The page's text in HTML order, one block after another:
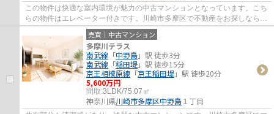
この物件は快適な室内環境が魅力の中古マンションとなっています。こち
らの物件はエレベーター付きです。川崎市多摩区で不動産をお探しなら、
地域に密着した当社にお任せ下さい。信頼...
売買｜中古マンション
多摩川テラス
南武線 「中野島」駅 徒歩3分
南武線 「稲田堤」駅 徒歩15分
京王相模原線 「京王稲田堤」駅 徒歩20分
5,600万円
間取:3LDK/75.07㎡
神奈川県川崎市多摩区中野島１丁目